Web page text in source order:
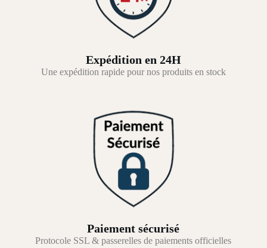
Expédition en 24H
Une expédition rapide pour nos produits en stock
Paiement sécurisé
Protocole SSL & passerelles de paiements officielles